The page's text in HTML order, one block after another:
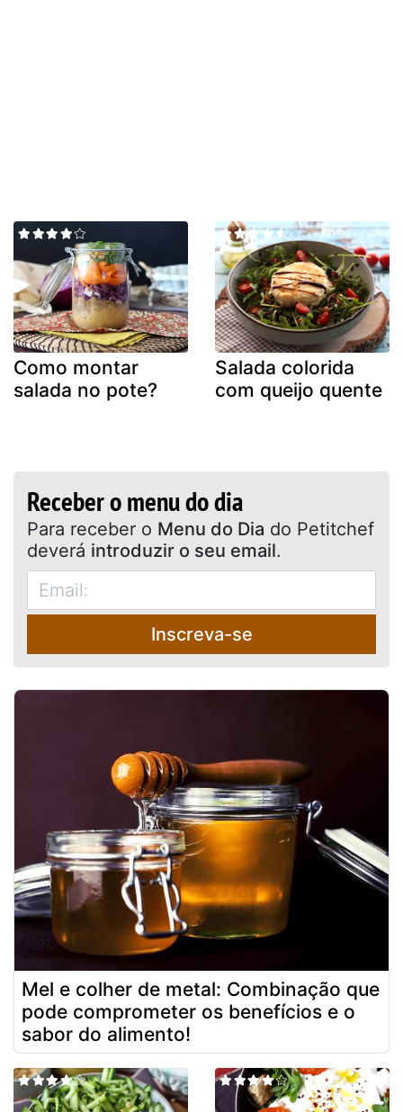
Como montar
salada no pote?
Salada colorida
com queijo quente
Receber o menu do dia
Para receber o Menu do Dia do Petitchef
deverá introduzir o seu email.
Inscreva-se
Mel e colher de metal: Combinação que
pode comprometer os benefícios e o
sabor do alimento!